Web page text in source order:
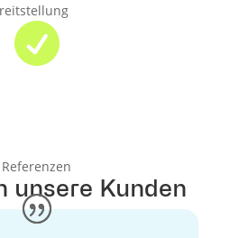

Referenzen
unsere Kunden